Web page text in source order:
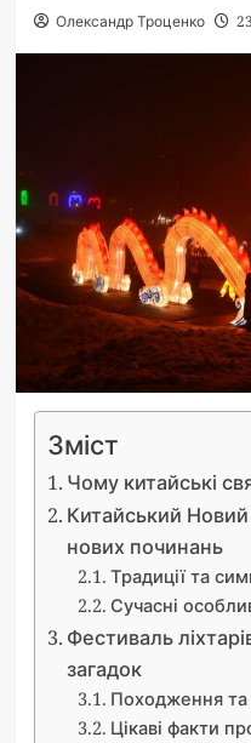
Олександр Троценко
Зміст
Чому китайські
Китайський Новий
нових починань
Традиції та
Сучасні
Фестиваль
загадок
Походження та
Цікаві факти